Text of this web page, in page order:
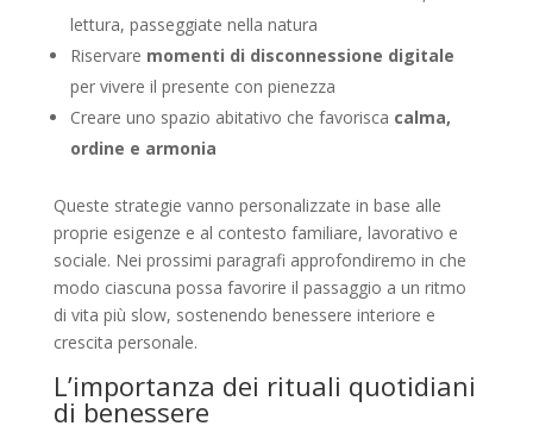
lettura, passeggiate nella natura
Riservare momenti di disconnessione digitale
per vivere il presente con pienezza
Creare uno spazio abitativo che favorisca calma,
ordine e armonia
Queste strategie vanno personalizzate in base alle
proprie esigenze e al contesto familiare, lavorativo e
sociale. Nei prossimi paragrafi approfondiremo in che
modo ciascuna possa favorire il passaggio a un ritmo
di vita più slow, sostenendo benessere interiore e
crescita personale.
L’importanza dei rituali quotidiani
di benessere